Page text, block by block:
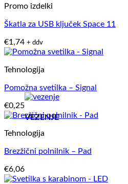
VEZENJE
Promo izdelki
Škatla za USB ključek Space 11
€1,74 + ddv
Tehnologija
Pomožna svetilka – Signal
€0,25
Tehnologija
Brezžični polnilnik – Pad
€6,06